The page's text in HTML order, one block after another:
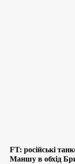
FT: російські
Маншу в обхід